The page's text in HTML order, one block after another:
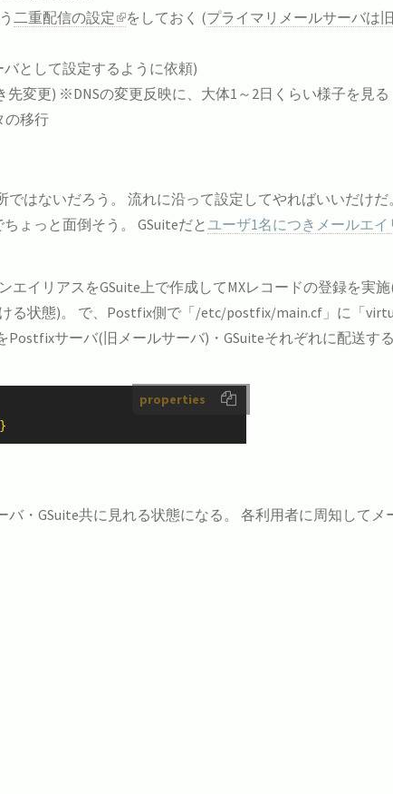
二重配信の設定 をしておく (プライマリメールサーバは
として設定するように依頼)
先変更) ※DNSの変更反映に、大体1～2日くらい様子を見る
の移行
はないだろう。 流れに沿って設定してやればいいだけ
ょっと面倒そう。 GSuiteだと ユーザ1名につきメールエ
エイリアスをGSuite上で作成してMXレコードの登録を実
る状態)。 で、Postfix側で「/etc/postfix/main.cf」に「
サーバ(旧メールサーバ)・GSuiteそれぞれに配送する
properties
・GSuite共に見れる状態になる。 各利用者に周知してメ